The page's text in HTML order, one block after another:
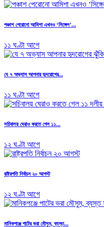
পঞ্চাশ পেরোনো আমিশা এখনও ‘সিঙ্গেল’...
১১ ঘণ্টা আগে
যে ৭ অভ্যাস আপনার হৃদরোগের...
১১ ঘণ্টা আগে
সচিবালয় ঘেরাও করতে গেল ১১...
১২ ঘণ্টা আগে
রাষ্ট্রপতি নির্বাচন ২০ আগস্ট
১২ ঘণ্টা আগে
মানিকগঞ্জে পাটের ভরা মৌসুম, ব্যস্ত...